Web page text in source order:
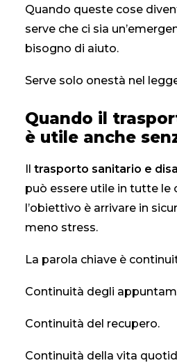
Quando queste cose
serve che ci sia
bisogno di aiuto.
Serve solo onestà nel
Quando il
è utile anche
Il trasporto sanitario e
può essere utile in tutte le
l’obiettivo è arrivare in
meno stress.
La parola chiave è
Continuità degli
Continuità del recupero.
Continuità della vita